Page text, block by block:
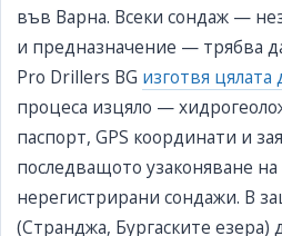
във Варна. Всеки сондаж —
и предназначение — трябва
Pro Drillers BG изготвя
процеса изцяло —
паспорт, GPS координати и
последващото узаконяване
нерегистрирани сондажи. В
(Странджа, Бургаските езера)